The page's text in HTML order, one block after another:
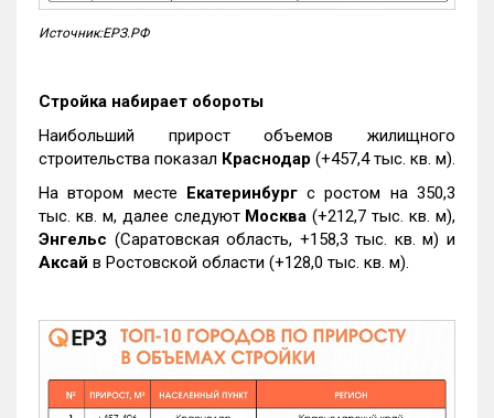
Источник:ЕРЗ.РФ
Стройка набирает обороты
Наибольший прирост объемов жилищного
строительства показал Краснодар (+457,4 тыс. кв. м).
На втором месте Екатеринбургс ростом на 350,3
тыс. кв. м, далее следуют Москва (+212,7 тыс. кв. м),
Энгельс (Саратовская область, +158,3 тыс. кв. м) и
Аксай в Ростовской области (+128,0 тыс. кв. м).